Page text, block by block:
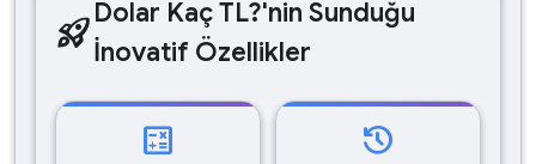
rocket_launchDolar Kaç TL?'nin Sunduğu
İnovatif Özellikler
calculate history